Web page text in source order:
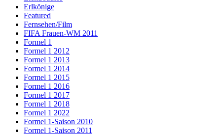
Erlkönige
Featured
Fernsehen/Film
FIFA Frauen-WM 2011
Formel 1
Formel 1 2012
Formel 1 2013
Formel 1 2014
Formel 1 2015
Formel 1 2016
Formel 1 2017
Formel 1 2018
Formel 1 2022
Formel 1-Saison 2010
Formel 1-Saison 2011